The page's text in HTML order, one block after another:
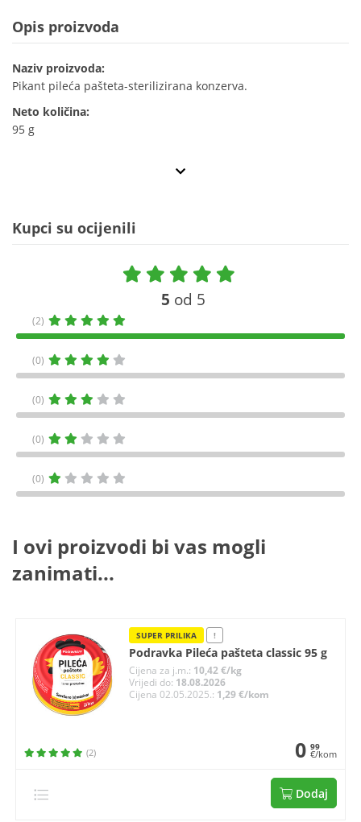
Opis proizvoda
Naziv proizvoda:
Pikant pileća pašteta-sterilizirana konzerva.
Neto količina:
95 g
Kupci su ocijenili
5 od 5
(2)
(0)
(0)
(0)
(0)
I ovi proizvodi bi vas mogli
zanimati...
SUPER PRILIKA !
Podravka Pileća pašteta classic 95 g
Cijena za j.m.: 10,42 €/kg
Vrijedi do: 18.08.2026
Cijena 02.05.2025.: 1,29 €/kom
(2) 0 99
€/kom
Dodaj